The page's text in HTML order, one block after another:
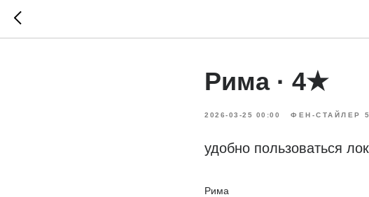
Рима · 4★
2026-03-25 00:00 ФЕН-СТАЙЛЕР
удобно пользоваться
Рима